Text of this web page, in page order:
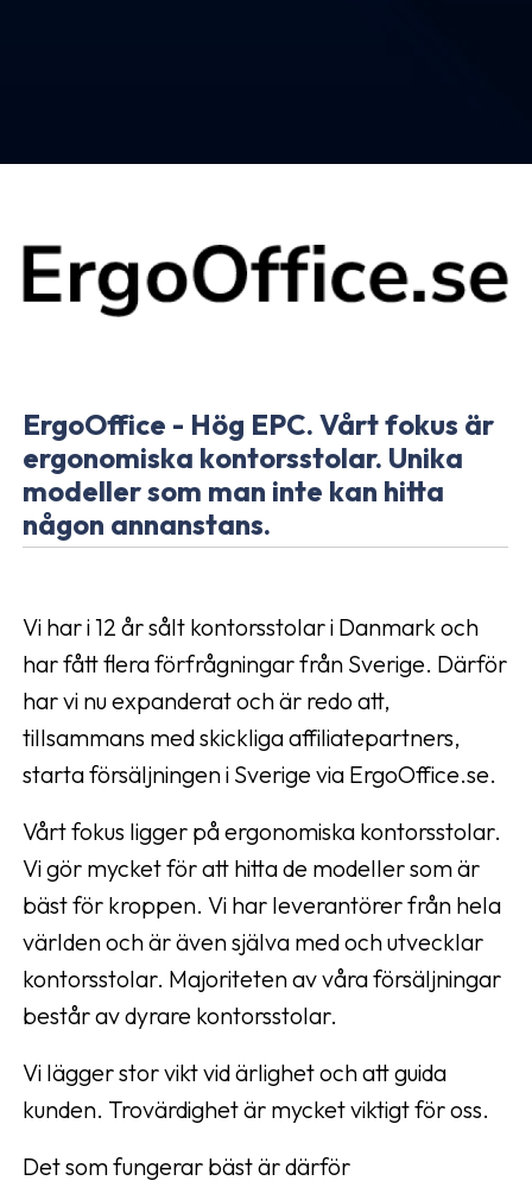
ErgoOffice - Hög EPC. Vårt fokus är
ergonomiska kontorsstolar. Unika
modeller som man inte kan hitta
någon annanstans.
Vi har i 12 år sålt kontorsstolar i Danmark och
har fått flera förfrågningar från Sverige. Därför
har vi nu expanderat och är redo att,
tillsammans med skickliga affiliatepartners,
starta försäljningen i Sverige via ErgoOffice.se.
Vårt fokus ligger på ergonomiska kontorsstolar.
Vi gör mycket för att hitta de modeller som är
bäst för kroppen. Vi har leverantörer från hela
världen och är även själva med och utvecklar
kontorsstolar. Majoriteten av våra försäljningar
består av dyrare kontorsstolar.
Vi lägger stor vikt vid ärlighet och att guida
kunden. Trovärdighet är mycket viktigt för oss.
Det som fungerar bäst är därför